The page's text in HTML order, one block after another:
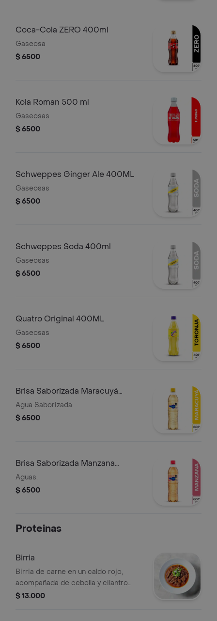
Coca-Cola ZERO 400ml
Gaseosa
$ 6500
Kola Roman 500 ml
Gaseosas
$ 6500
Schweppes Ginger Ale 400ML
Gaseosas
$ 6500
Schweppes Soda 400ml
Gaseosas
$ 6500
Quatro Original 400ML
Gaseosas
$ 6500
Brisa Saborizada Maracuyá
600ml
Agua Saborizada
$ 6500
Brisa Saborizada Manzana
600ML
Aguas.
$ 6500
Proteinas
Birria
Birria de carne en un caldo rojo,
acompañada de cebolla y cilantro
fresco.
$ 13.000